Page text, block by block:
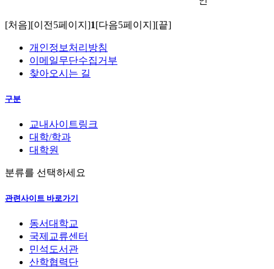
[처음][이전5페이지]1[다음5페이지][끝]
개인정보처리방침
이메일무단수집거부
찾아오시는 길
구분
교내사이트링크
대학/학과
대학원
분류를 선택하세요
관련사이트 바로가기
동서대학교
국제교류센터
민석도서관
산학협력단